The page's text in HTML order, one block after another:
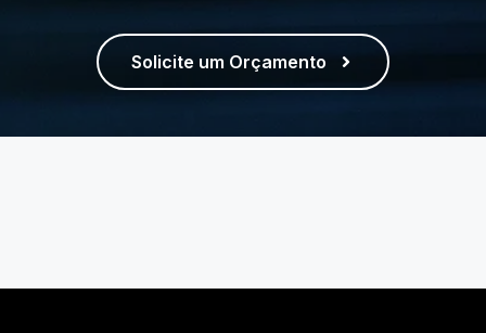
Solicite um Orçamento